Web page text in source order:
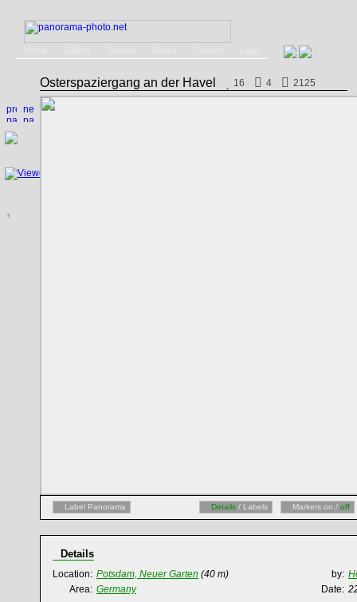
Osterspaziergang an der Havel 16 4 2125
Label Panorama Details / Labels Markers on / off
Details
Location: Potsdam, Neuer Garten (40 m) by:
Area: Germany Date: